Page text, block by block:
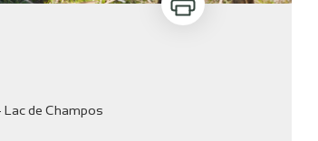
Lac de Champos